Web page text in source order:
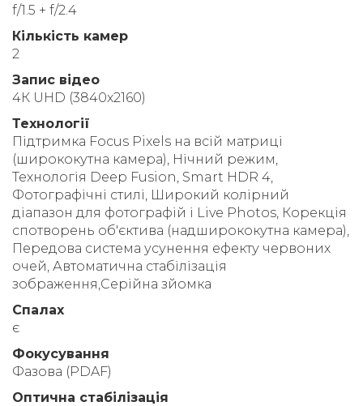
f/1.5 + f/2.4
Кількість камер
2
Запис відео
4К UHD (3840x2160)
Технології
Підтримка Focus Pixels на всій матриці
(ширококутна камера), Нічний режим,
Технологія Deep Fusion, Smart HDR 4,
Фотографічні стилі, Широкий колірний
діапазон для фотографій і Live Photos, Корекція
спотворень об'єктива (надширококутна камера),
Передова система усунення ефекту червоних
очей, Автоматична стабілізація
зображення,Серійна зйомка
Спалах
є
Фокусування
Фазова (PDAF)
Оптична стабілізація